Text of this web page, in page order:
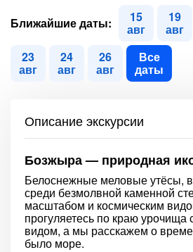
Ближайшие даты: 15
авг
19
авг
23
авг
24
авг
26
авг
Все
даты
Описание экскурсии
Бозжыра — природная
Белоснежные меловые утёсы,
среди безмолвной каменной
масштабом и космическим
прогуляетесь по краю
видом, а мы расскажем о
было море.